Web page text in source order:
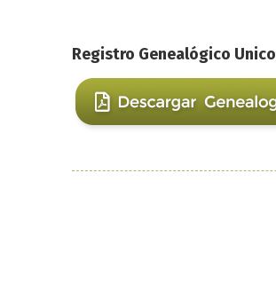
Registro Genealógico Unico